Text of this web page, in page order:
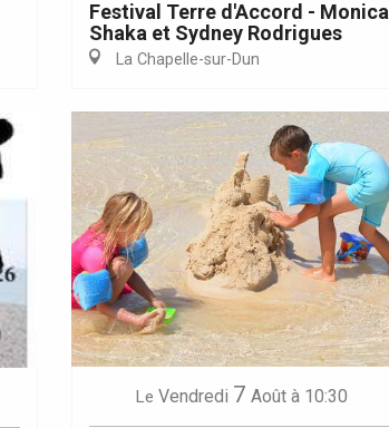
Festival Terre d'Accord - Monica
Shaka et Sydney Rodrigues
La Chapelle-sur-Dun
Le Vendredi 7 Août à 10:30